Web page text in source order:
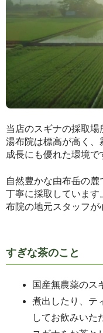
当店のスギナの採取場
湯布院は標高が高く
成長にも優れた環境で
自然豊かな由布岳の麓
丁寧に採取していま
布院の地元スタッフが
すぎな茶のこと
国産無農薬のス
煮出したり、テ
してお飲みいた